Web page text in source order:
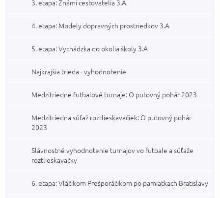
3. etapa: Známi cestovatelia 3.A
4. etapa: Modely dopravných prostriedkov 3.A
5. etapa: Vychádzka do okolia školy 3.A
Najkrajšia trieda - vyhodnotenie
Medzitriedne futbalové turnaje: O putovný pohár 2023
Medzitriedna súťaž roztlieskavačiek: O putovný pohár
2023
Slávnostné vyhodnotenie turnajov vo futbale a súťaže
roztlieskavačky
6. etapa: Vláčikom Prešporáčikom po pamiatkach Bratislavy